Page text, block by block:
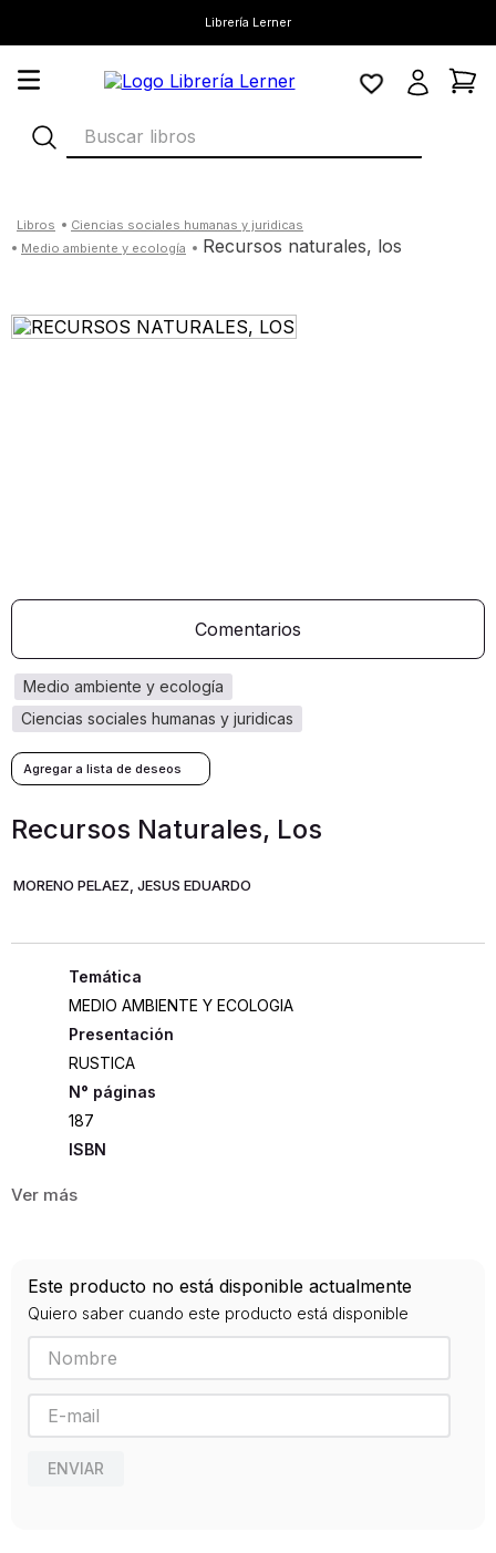
Librería Lerner
Buscar libros
ciencias sociales humanas y juridicas
medio ambiente y ecología
recursos naturales, los
Comentarios
ciencias sociales humanas y juridicas
medio ambiente y ecología
Recursos Naturales, Los
MORENO PELAEZ, JESUS EDUARDO
MEDIO AMBIENTE Y ECOLOGIA
Presentación
RUSTICA
187
ISBN
Editorial
2020
Este producto no está disponible actualmente
Quiero saber cuando este producto está disponible
ENVIAR